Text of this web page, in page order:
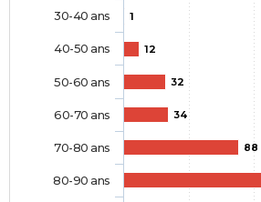
1
12
32
34
88
30-40 ans
40-50 ans
50-60 ans
60-70 ans
70-80 ans
80-90 ans